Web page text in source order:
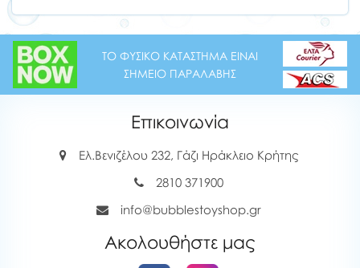
ΤΟ ΦΥΣΙΚΟ ΚΑΤΑΣΤΗΜΑ ΕΙΝΑΙ
ΣΗΜΕΙΟ ΠΑΡΑΛΑΒΗΣ
Επικοινωνία
Ελ.Βενιζέλου 232, Γάζι Ηράκλειο Κρήτης
2810 371900
info@bubblestoyshop.gr
Ακολουθήστε μας